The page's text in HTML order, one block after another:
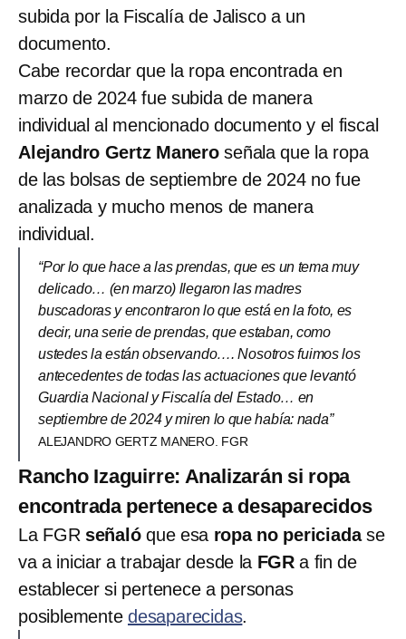
subida por la Fiscalía de Jalisco a un
documento.
Cabe recordar que la ropa encontrada en
marzo de 2024 fue subida de manera
individual al mencionado documento y el fiscal
Alejandro Gertz Maneroseñala que la ropa
de las bolsas de septiembre de 2024 no fue
analizada y mucho menos de manera
individual.
“Por lo que hace a las prendas, que es un tema muy
delicado… (en marzo) llegaron las madres
buscadoras y encontraron lo que está en la foto, es
decir, una serie de prendas, que estaban, como
ustedes la están observando…. Nosotros fuimos los
antecedentes de todas las actuaciones que levantó
Guardia Nacional y Fiscalía del Estado… en
septiembre de 2024 y miren lo que había: nada”
ALEJANDRO GERTZ MANERO. FGR
Rancho Izaguirre: Analizarán si ropa
encontrada pertenece a desaparecidos
La FGR señalóque esa ropa no periciadase
va a iniciar a trabajar desde la FGR a fin de
establecer si pertenece a personas
posiblementedesaparecidas.